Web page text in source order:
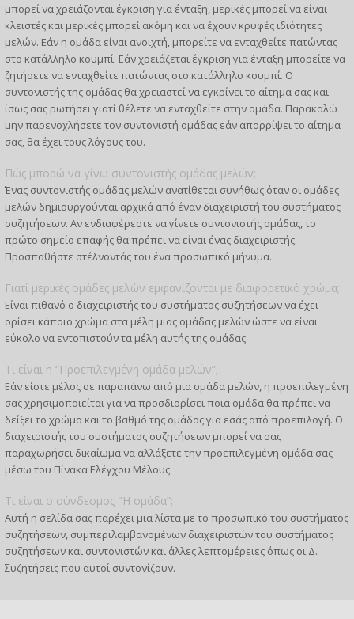
μπορεί να χρειάζονται έγκριση για ένταξη, μερικές μπορεί να είναι
κλειστές και μερικές μπορεί ακόμη και να έχουν κρυφές ιδιότητες
μελών. Εάν η ομάδα είναι ανοιχτή, μπορείτε να ενταχθείτε πατώντας
στο κατάλληλο κουμπί. Εάν χρειάζεται έγκριση για ένταξη μπορείτε να
ζητήσετε να ενταχθείτε πατώντας στο κατάλληλο κουμπί. Ο
συντονιστής της ομάδας θα χρειαστεί να εγκρίνει το αίτημα σας και
ίσως σας ρωτήσει γιατί θέλετε να ενταχθείτε στην ομάδα. Παρακαλώ
μην παρενοχλήσετε τον συντονιστή ομάδας εάν απορρίψει το αίτημα
σας, θα έχει τους λόγους του.
Πώς μπορώ να γίνω συντονιστής ομάδας μελών;
Ένας συντονιστής ομάδας μελών ανατίθεται συνήθως όταν οι ομάδες
μελών δημιουργούνται αρχικά από έναν διαχειριστή του συστήματος
συζητήσεων. Αν ενδιαφέρεστε να γίνετε συντονιστής ομάδας, το
πρώτο σημείο επαφής θα πρέπει να είναι ένας διαχειριστής.
Προσπαθήστε στέλνοντάς του ένα προσωπικό μήνυμα.
Γιατί μερικές ομάδες μελών εμφανίζονται με διαφορετικό χρώμα;
Είναι πιθανό ο διαχειριστής του συστήματος συζητήσεων να έχει
ορίσει κάποιο χρώμα στα μέλη μιας ομάδας μελών ώστε να είναι
εύκολο να εντοπιστούν τα μέλη αυτής της ομάδας.
Τι είναι η “Προεπιλεγμένη ομάδα μελών”;
Εάν είστε μέλος σε παραπάνω από μια ομάδα μελών, η προεπιλεγμένη
σας χρησιμοποιείται για να προσδιορίσει ποια ομάδα θα πρέπει να
δείξει το χρώμα και το βαθμό της ομάδας για εσάς από προεπιλογή. Ο
διαχειριστής του συστήματος συζητήσεων μπορεί να σας
παραχωρήσει δικαίωμα να αλλάξετε την προεπιλεγμένη ομάδα σας
μέσω του Πίνακα Ελέγχου Μέλους.
Τι είναι ο σύνδεσμος "Η ομάδα”;
Αυτή η σελίδα σας παρέχει μια λίστα με το προσωπικό του συστήματος
συζητήσεων, συμπεριλαμβανομένων διαχειριστών του συστήματος
συζητήσεων και συντονιστών και άλλες λεπτομέρειες όπως οι Δ.
Συζητήσεις που αυτοί συντονίζουν.